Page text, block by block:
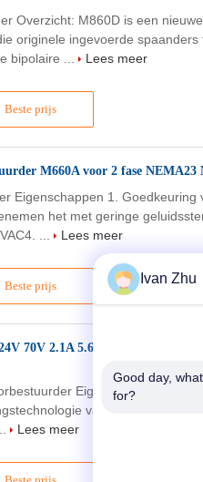
Beste prijs
Overzicht: M860D is een
originele ingevoerde spaanders
bipolaire ...
Lees meer
M660A voor 2 fase NEMA23
Beste prijs
Eigenschappen 1. Goedkeuring
het met geringe
...
Lees meer
70V 2.1A 5.6A Nema 23 van
Eigenschappen 1.
van de sinusgolf2.
Lees meer
Ivan Zhu
Good day,
for?